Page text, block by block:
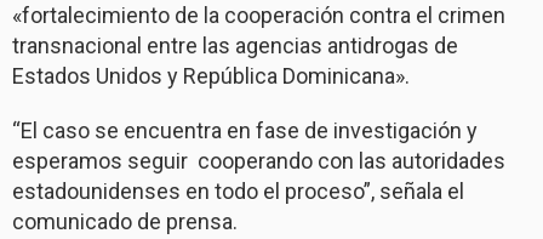
«fortalecimiento de la cooperación contra el crimen
transnacional entre las agencias antidrogas de
Estados Unidos y República Dominicana».
“El caso se encuentra en fase de investigación y
esperamos seguir cooperando con las autoridades
estadounidenses en todo el proceso”, señala el
comunicado de prensa.